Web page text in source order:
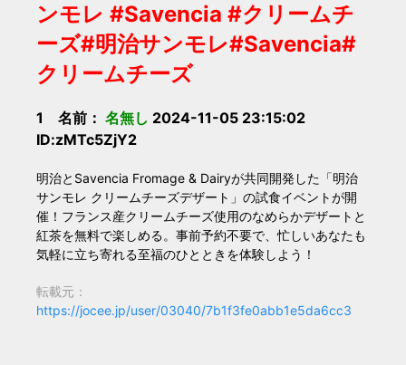
ンモレ #Savencia #クリームチ
ーズ#明治サンモレ#Savencia#
クリームチーズ
1 名前： 名無し 2024-11-05 23:15:02
ID:zMTc5ZjY2
明治とSavencia Fromage & Dairyが共同開発した「明治
サンモレ クリームチーズデザート」の試食イベントが開
催！フランス産クリームチーズ使用のなめらかデザートと
紅茶を無料で楽しめる。事前予約不要で、忙しいあなたも
気軽に立ち寄れる至福のひとときを体験しよう！
転載元：
https://jocee.jp/user/03040/7b1f3fe0abb1e5da6cc3